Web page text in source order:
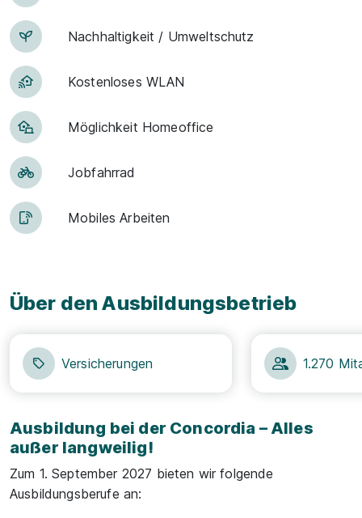
Nachhaltigkeit / Umweltschutz
Kostenloses WLAN
Möglichkeit Homeoffice
Jobfahrrad
Mobiles Arbeiten
Über den Ausbildungsbetrieb
Versicherungen 1.270
Ausbildung bei der Concordia – Alles
außer langweilig!
Zum 1. September 2027 bieten wir folgende
Ausbildungsberufe an: